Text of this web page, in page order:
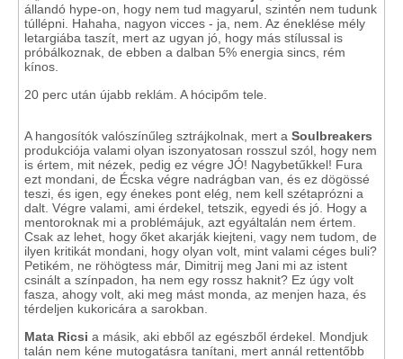
állandó hype-on, hogy nem tud magyarul, szintén nem tudunk
túllépni. Hahaha, nagyon vicces - ja, nem. Az éneklése mély
letargiába taszít, mert az ugyan jó, hogy más stílussal is
próbálkoznak, de ebben a dalban 5% energia sincs, rém
kínos.
20 perc után újabb reklám. A hócipőm tele.
A hangosítók valószínűleg sztrájkolnak, mert a Soulbreakers
produkciója valami olyan iszonyatosan rosszul szól, hogy nem
is értem, mit nézek, pedig ez végre JÓ! Nagybetűkkel! Fura
ezt mondani, de Écska végre nadrágban van, és ez dögössé
teszi, és igen, egy énekes pont elég, nem kell szétaprózni a
dalt. Végre valami, ami érdekel, tetszik, egyedi és jó. Hogy a
mentoroknak mi a problémájuk, azt egyáltalán nem értem.
Csak az lehet, hogy őket akarják kiejteni, vagy nem tudom, de
ilyen kritikát mondani, hogy olyan volt, mint valami céges buli?
Petikém, ne röhögtess már, Dimitrij meg Jani mi az istent
csinált a színpadon, ha nem egy rossz haknit? Ez úgy volt
fasza, ahogy volt, aki meg mást monda, az menjen haza, és
térdeljen kukoricára a sarokban.
Mata Ricsi a másik, aki ebből az egészből érdekel. Mondjuk
talán nem kéne mutogatásra tanítani, mert annál rettentőbb